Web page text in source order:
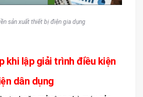
sản xuất thiết bị điện gia dụng
khi lập giải trình điều kiện
dân dụng